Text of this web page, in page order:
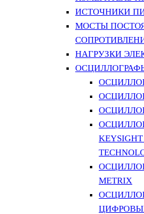
ИСТОЧНИКИ
МОСТЫ
НАГРУЗКИ
METRIX